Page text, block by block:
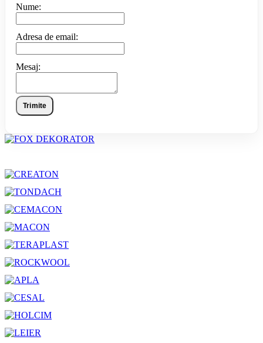
Nume:
Adresa de email:
Mesaj:
Trimite